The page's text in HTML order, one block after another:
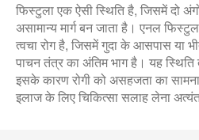
फिस्टुला एक ऐसी स्थिति है, जिसमें दो
असामान्य मार्ग बन जाता है। एनल
त्वचा रोग है, जिसमें गुदा के आसपास या
पाचन तंत्र का अंतिम भाग है। यह
इसके कारण रोगी को असहजता का
इलाज के लिए चिकित्सा सलाह लेना अत्यंत